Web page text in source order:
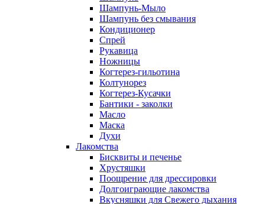
Шампунь-Мыло
Шампунь без cмывания
Кондиционер
Спрей
Рукавица
Ножницы
Когтерез-гильотина
Колтунорез
Когтерез-Кусачки
Бантики - заколки
Масло
Маска
Духи
Лакомства
Бисквиты и печенье
Хрустяшки
Поощрение для дрессировки
Долгоиграющие лакомства
Вкусняшки для Свежего дыхания